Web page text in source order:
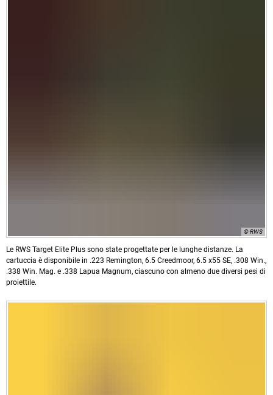
© RWS
Le RWS Target Elite Plus sono state progettate per le lunghe distanze. La
cartuccia è disponibile in .223 Remington, 6.5 Creedmoor, 6.5 x55 SE, .308 Win.,
.338 Win. Mag. e .338 Lapua Magnum, ciascuno con almeno due diversi pesi di
proiettile.